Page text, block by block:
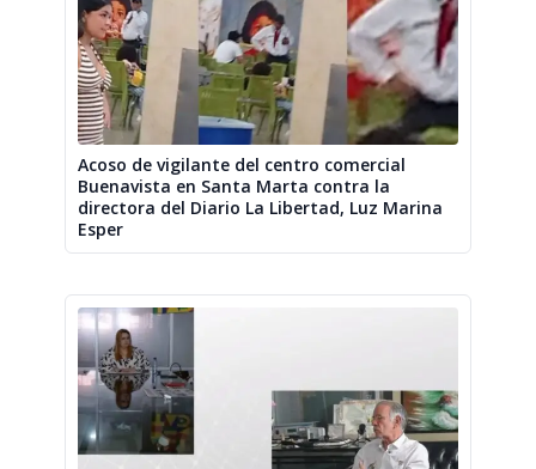
Acoso de vigilante del centro comercial
Buenavista en Santa Marta contra la
directora del Diario La Libertad, Luz Marina
Esper